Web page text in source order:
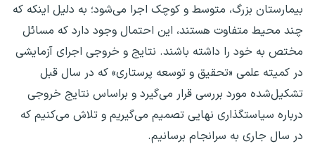
بیمارستان بزرگ، متوسط و کوچک اجرا می‌شود؛ به دلیل اینکه که
چند محیط متفاوت هستند، این احتمال وجود دارد که مسائل
مختص به خود را داشته‌ باشند. نتایج و خروجی اجرای آزمایشی
در کمیته علمی «تحقیق و توسعه پرستاری» که در سال قبل
تشکیل‌شده مورد بررسی قرار می‌گیرد و براساس نتایج خروجی
درباره سیاستگذاری نهایی تصمیم می‌گیریم و تلاش می‌کنیم که
در سال جاری به سرانجام برسانیم.